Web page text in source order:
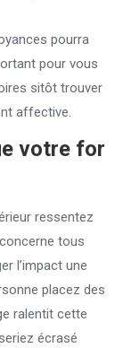
pourra
pour vous
sitôt trouver
affective.
votre for
ressentez
tous
l’impact une
placez des
ralentit cette
écrasé